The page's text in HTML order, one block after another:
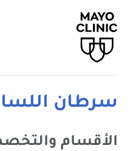
سرطان
الأقسام